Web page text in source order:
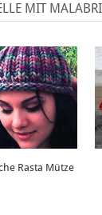
MIT
Rasta Mütze